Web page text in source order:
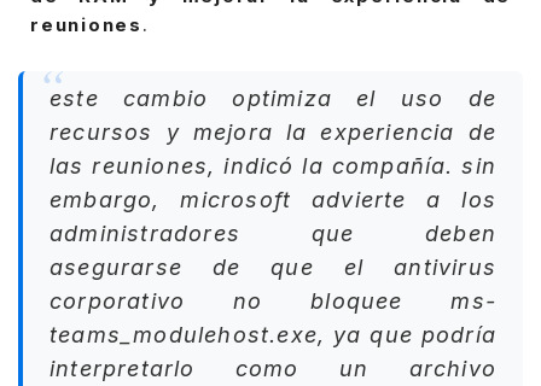
reuniones .
este cambio optimiza el uso de
recursos y mejora la experiencia de
las reuniones, indicó la compañía. sin
embargo, microsoft advierte a los
administradores que deben
asegurarse de que el antivirus
corporativo no bloquee ms-
teams_modulehost.exe, ya que podría
interpretarlo como un archivo